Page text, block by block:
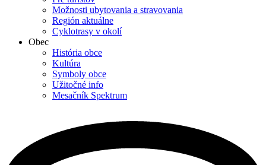
Možnosti ubytovania a stravovania
Región aktuálne
Cyklotrasy v okolí
Obec
História obce
Kultúra
Symboly obce
Užitočné info
Mesačník Spektrum